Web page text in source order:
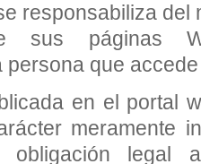
responsabiliza
sus páginas
que
en el portal
meramente
legal